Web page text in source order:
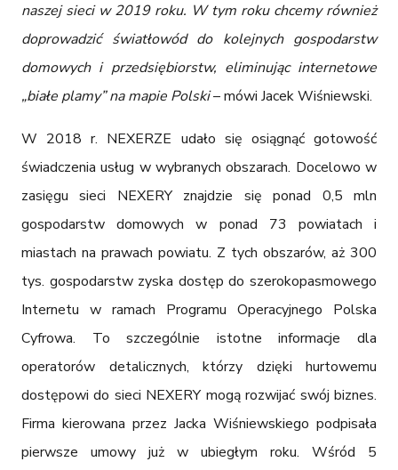
naszej sieci w 2019 roku. W tym roku chcemy również
doprowadzić światłowód do kolejnych gospodarstw
domowych i przedsiębiorstw, eliminując internetowe
„białe plamy” na mapie Polski – mówi Jacek Wiśniewski.
W 2018 r. NEXERZE udało się osiągnąć gotowość
świadczenia usług w wybranych obszarach. Docelowo w
zasięgu sieci NEXERY znajdzie się ponad 0,5 mln
gospodarstw domowych w ponad 73 powiatach i
miastach na prawach powiatu. Z tych obszarów, aż 300
tys. gospodarstw zyska dostęp do szerokopasmowego
Internetu w ramach Programu Operacyjnego Polska
Cyfrowa. To szczególnie istotne informacje dla
operatorów detalicznych, którzy dzięki hurtowemu
dostępowi do sieci NEXERY mogą rozwijać swój biznes.
Firma kierowana przez Jacka Wiśniewskiego podpisała
pierwsze umowy już w ubiegłym roku. Wśród 5